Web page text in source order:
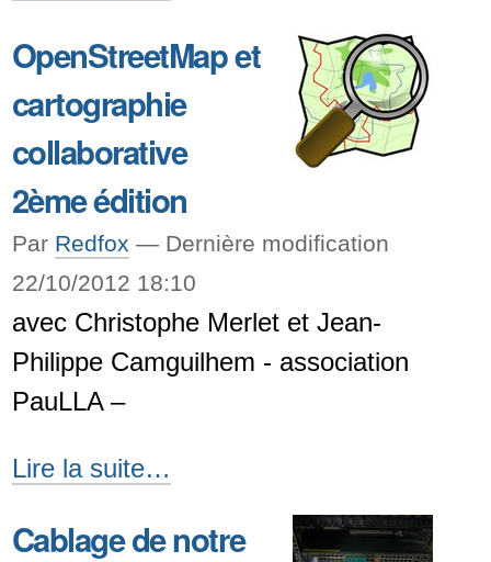
-
OpenStreetMap et
cartographie
collaborative
2ème édition
Par Redfox — Dernière modification
22/10/2012 18:10
avec Christophe Merlet et Jean-
Philippe Camguilhem - association
PauLLA –
OpenStreetMap
cartographie
Lire la suite…
Cablage de notre